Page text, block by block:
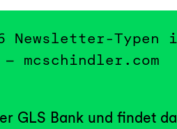
Newsletter-Typen
mcschindler.com
GLS Bank und findet